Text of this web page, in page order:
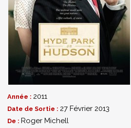
Année : 2011
Date de Sortie : 27 Février 2013
De : Roger Michell